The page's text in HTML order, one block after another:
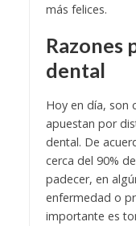
más felices.
Razones
dental
Hoy en día, son
apuestan por
dental. De
cerca del 90%
padecer, en
enfermedad o
importante es